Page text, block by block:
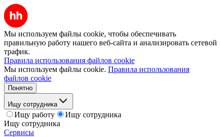
Мы используем файлы cookie, чтобы обеспечивать
правильную работу нашего веб-сайта и анализировать сетевой
трафик.
Правила использования файлов cookie
Мы используем файлы cookie. Правила использования
файлов cookie
Понятно
Ищу сотрудника
Ищу работу
Ищу сотрудника
Ищу сотрудника
Сервисы